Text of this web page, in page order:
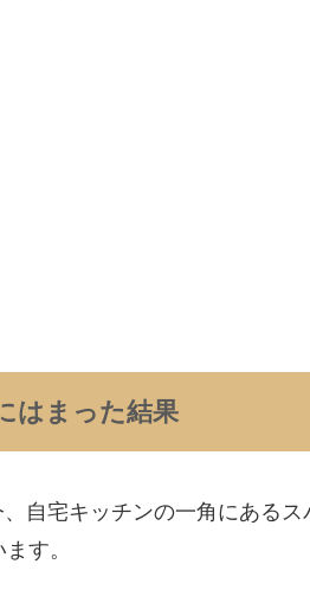
はまった結果
自宅キッチンの一角にある
す。